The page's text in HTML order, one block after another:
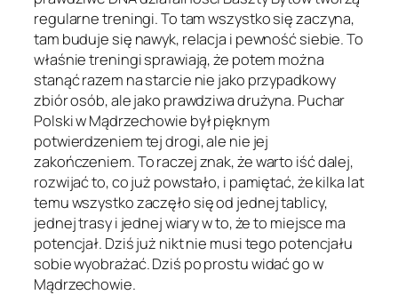
regularne treningi. To tam wszystko się zaczyna,
tam buduje się nawyk, relacja i pewność siebie. To
właśnie treningi sprawiają, że potem można
stanąć razem na starcie nie jako przypadkowy
zbiór osób, ale jako prawdziwa drużyna. Puchar
Polski w Mądrzechowie był pięknym
potwierdzeniem tej drogi, ale nie jej
zakończeniem. To raczej znak, że warto iść dalej,
rozwijać to, co już powstało, i pamiętać, że kilka lat
temu wszystko zaczęło się od jednej tablicy,
jednej trasy i jednej wiary w to, że to miejsce ma
potencjał. Dziś już nikt nie musi tego potencjału
sobie wyobrażać. Dziś po prostu widać go w
Mądrzechowie.